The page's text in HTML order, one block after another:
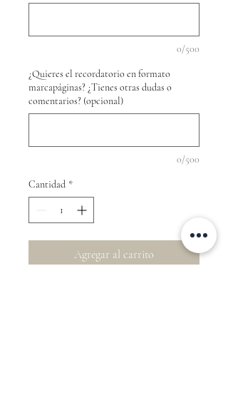
0/500
¿Quieres el recordatorio en formato
marcapáginas? ¿Tienes otras dudas o
comentarios? (opcional)
0/500
Cantidad *
Agregar al carrito